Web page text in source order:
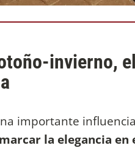
invierno,
importante
marcar la elegancia